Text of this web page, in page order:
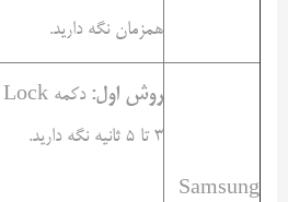
همزمان نگه دارید.
Samsung
روش اول:
۳ تا ۵ ثانیه نگه دارید.